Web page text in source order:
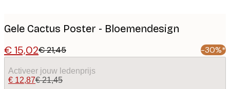
Gele Cactus Poster - Bloemendesign
€ 15,02€ 21,45 -30%*
Activeer jouw ledenprijs
€ 12,87€ 21,45